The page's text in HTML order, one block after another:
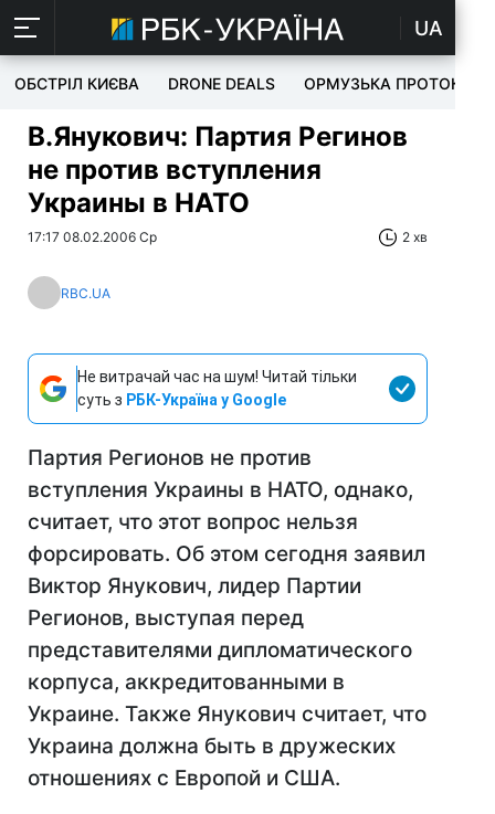
UA
ОБСТРІЛ КИЄВА DRONE DEALS ОРМУЗЬКА ПРОТОКА
В.Янукович: Партия Регинов
не против вступления
Украины в НАТО
17:17 08.02.2006 Ср 2 хв
RBC.UA
Не витрачай час на шум! Читай тільки
суть з РБК-Україна у Google
Партия Регионов не против
вступления Украины в НАТО, однако,
считает, что этот вопрос нельзя
форсировать. Об этом сегодня заявил
Виктор Янукович, лидер Партии
Регионов, выступая перед
представителями дипломатического
корпуса, аккредитованными в
Украине. Также Янукович считает, что
Украина должна быть в дружеских
отношениях с Европой и США.